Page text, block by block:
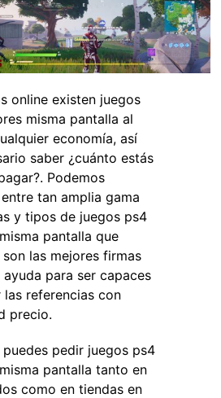
online existen juegos
misma pantalla al
economía, así
saber ¿cuánto estás
Podemos
tan amplia gama
y tipos de juegos ps4
pantalla que
las mejores firmas
para ser capaces
referencias con
precio.
pedir juegos ps4
pantalla tanto en
como en tiendas en